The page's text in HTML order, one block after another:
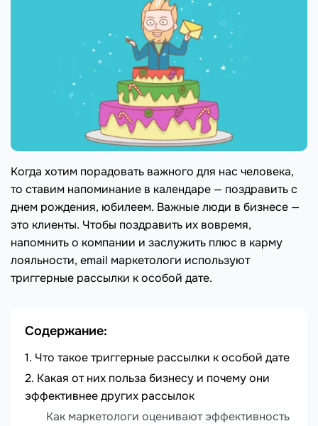
Когда хотим порадовать важного для нас человека,
то ставим напоминание в календаре — поздравить с
днем рождения, юбилеем. Важные люди в бизнесе —
это клиенты. Чтобы поздравить их вовремя,
напомнить о компании и заслужить плюс в карму
лояльности, email маркетологи используют
триггерные рассылки к особой дате.
Содержание:
Что такое триггерные рассылки к особой дате
Какая от них польза бизнесу и почему они
эффективнее других рассылок
Как маркетологи оценивают эффективность